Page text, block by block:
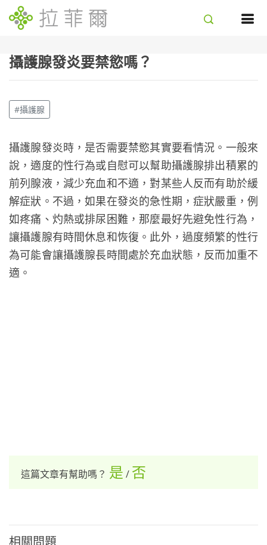
攝護腺發炎要禁慾嗎？
#攝護腺
攝護腺發炎時，是否需要禁慾其實要看情況。一般來
說，適度的性行為或自慰可以幫助攝護腺排出積累的
前列腺液，減少充血和不適，對某些人反而有助於緩
解症狀。不過，如果在發炎的急性期，症狀嚴重，例
如疼痛、灼熱或排尿困難，那麼最好先避免性行為，
讓攝護腺有時間休息和恢復。此外，過度頻繁的性行
為可能會讓攝護腺長時間處於充血狀態，反而加重不
適。
這篇文章有幫助嗎？ 是 / 否
相關問題